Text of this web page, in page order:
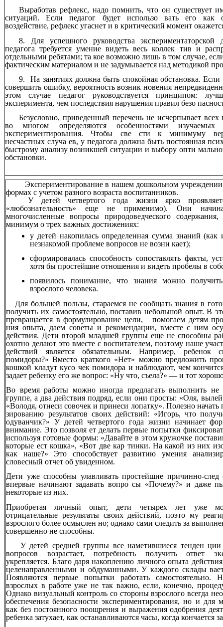
Выработав рефлекс, надо помнить, что он существует
ситуаций. Если педагог будет использо вать его как
воздействие, рефлекс угаснет и в критический момент
8. Для успешного руководства экспериментаторской
педагога требуется умение видеть весь коллек тив и
отдельными ребятами; та кое возможно лишь в том случае,
фактическим материалом и не задумывается над методикой
9. На занятиях должна быть спокойная обстановка.
совершить ошибку, вероятность возник новения
этом случае педагог руководствуется принципом:
эксперимента, чем последствия нарушения правил безо
Безусловно, приведенный перечень не исчерпывает
во многом определяются особенностями
экспериментирования. Чтобы све сти к минимуму
несчастных случа ев, у педагога должна быть постоянная
быстрому анализу возникшей ситуации и выбору опти
обстановки.
Экспериментирование в нашем дошкольном
формах с учетом разного возраста воспитанников.
У детей четвертого года жизни ярко
«любознательность» еще не применимо). Они
многочисленные вопросы природоведческого содержания,
минимум о трех важных достижениях:
у детей накопилась определенная сумма знаний
незнакомой проблеме вопросов не возни кает);
сформировалась способность сопоставлять факты,
хотя бы простейшие отношения и видеть пробелы в
появилось понимание, что знания можно
взрослого человека.
Для большей пользы, стараемся не сообщать знания в
получить их самостоятельно, поставив небольшой опыт. В
превращается в формулирование цели, помогаем детям
ния опыта, даем советы и рекомендации, вместе с ним
действия. Дети второй младшей группы еще не способны
охотно делают это вместе с воспитателем, поэтому наше
действий является обязательным. Например, ребенок
помидоры?» Вместо краткого «Нет» можно предложить
кошкой кладут кусо чек помидора и наблюдают, чем
задает ребенку его же вопрос: «Ну что, съела?» — и тот
Во время работы можно иногда предлагать выполнить
группе, а два действия подряд, если они просты: «Оля,
«Володя, отнеси совочек и принеси лопатку». Полезно начать
зированию результатов своих действий: «Игорь, что
одуванчик?» У детей четвертого года жизни начинает
внимание. Это позволя ет делать первые попытки
используя готовые формы: «Давайте в этом кружочке
которые ест кошка», «Вот две кар тинки. На какой из них
как наше?» Это способствует развитию умения
словесный отчет об увиденном.
Дети уже способны улавливать простейшие причинно-след
впервые начинают задавать вопро сы «Почему?» и даже
некоторые из них.
Приобретая личный опыт, дети четырех лет уже
отрицательные результаты своих действий, поэто му
взрослого более осмыслен но; однако сами следить за
совершенно не способны.
У детей средней группы все наметившиеся тенден ции
вопросов возрастает, потребность получить ответ
укрепляется. Благо даря накоплению личного опыта действия
целенаправленными и обдуманными. У каждого склады
Появляются первые попытки работать самостоятельно.
взрослых в работе уже не так важно, если, конечно,
Однако визуальный контроль со стороны взрослого всегда
обеспечения безопасности экспериментирования, но и для
как без постоянного поощрения и выражения одобрения
ребенка затухает, как останавливаются часы, когда кончается